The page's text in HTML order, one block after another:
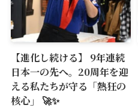
【進化し続ける】 9年連続
日本一の先へ。20周年を迎
える私たちが守る「熱狂の
核心」 🚀✨